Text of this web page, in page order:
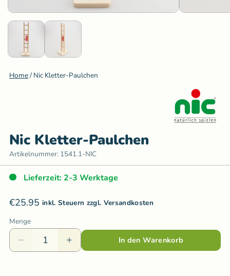
Home/ Nic Kletter-Paulchen
Nic Kletter-Paulchen
Artikelnummer: 1541.1-NIC
Lieferzeit: 2-3 Werktage
€25.95 inkl. Steuern zzgl. Versandkosten
Menge
In den Warenkorb